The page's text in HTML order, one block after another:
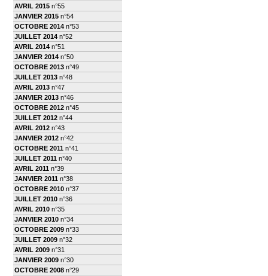
AVRIL 2015 n°55
JANVIER 2015 n°54
OCTOBRE 2014 n°53
JUILLET 2014 n°52
AVRIL 2014 n°51
JANVIER 2014 n°50
OCTOBRE 2013 n°49
JUILLET 2013 n°48
AVRIL 2013 n°47
JANVIER 2013 n°46
OCTOBRE 2012 n°45
JUILLET 2012 n°44
AVRIL 2012 n°43
JANVIER 2012 n°42
OCTOBRE 2011 n°41
JUILLET 2011 n°40
AVRIL 2011 n°39
JANVIER 2011 n°38
OCTOBRE 2010 n°37
JUILLET 2010 n°36
AVRIL 2010 n°35
JANVIER 2010 n°34
OCTOBRE 2009 n°33
JUILLET 2009 n°32
AVRIL 2009 n°31
JANVIER 2009 n°30
OCTOBRE 2008 n°29